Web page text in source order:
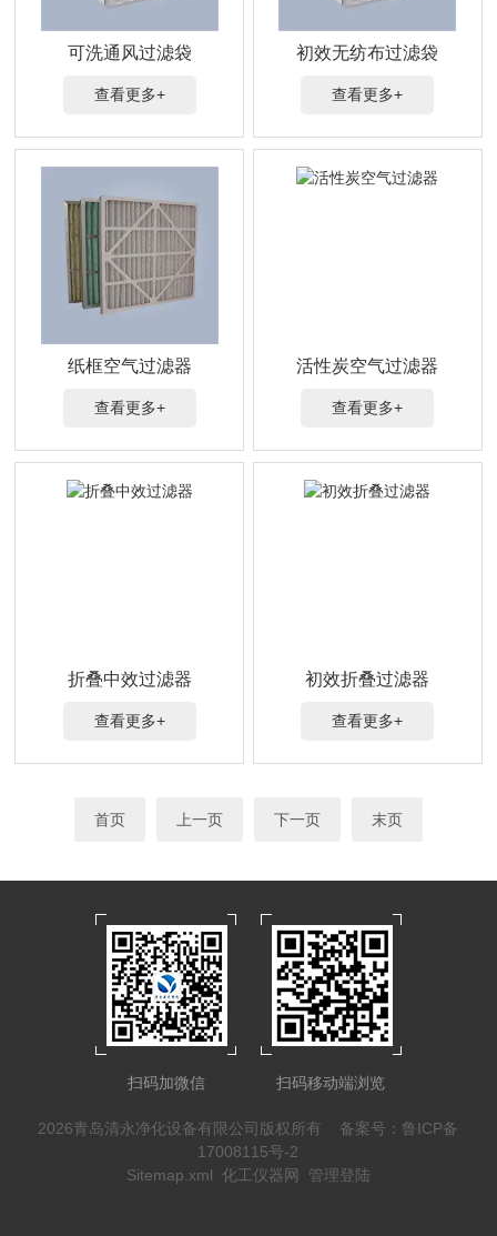
可洗通风过滤袋
查看更多+
初效无纺布过滤袋
查看更多+
纸框空气过滤器
查看更多+
活性炭空气过滤器
查看更多+
折叠中效过滤器
查看更多+
初效折叠过滤器
查看更多+
首页 上一页 下一页 末页
扫码加微信 扫码移动端浏览
2026青岛清永净化设备有限公司版权所有 备案号：鲁ICP备
17008115号-2
Sitemap.xml 化工仪器网 管理登陆